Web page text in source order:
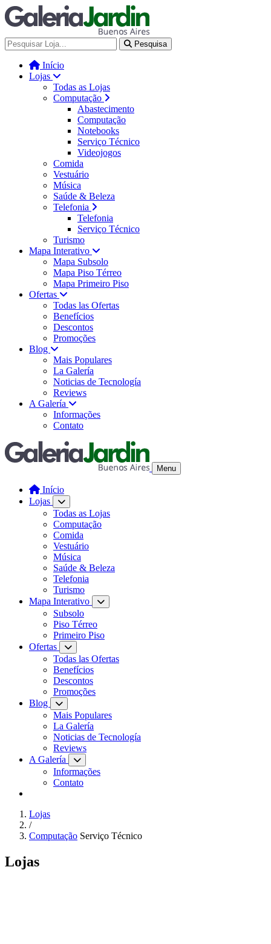
Galería Jardín - Centro de
Pesquisa
Início
Lojas
Todas as Lojas
Computação
Abastecimento
Computação
Notebooks
Serviço Técnico
Videojogos
Comida
Vestuário
Música
Saúde & Beleza
Telefonia
Telefonia
Serviço Técnico
Turismo
Mapa Interativo
Mapa Subsolo
Mapa Piso Térreo
Mapa Primeiro Piso
Ofertas
Todas las Ofertas
Benefícios
Descontos
Promoções
Blog
Mais Populares
La Galería
Noticias de Tecnología
Reviews
A Galería
Informações
Contato
Menu
Início
Lojas
Todas as Lojas
Computação
Comida
Vestuário
Música
Saúde & Beleza
Telefonia
Turismo
Mapa Interativo
Subsolo
Piso Térreo
Primeiro Piso
Ofertas
Todas las Ofertas
Benefícios
Descontos
Promoções
Blog
Mais Populares
La Galería
Noticias de Tecnología
Reviews
A Galería
Informações
Contato
Lojas
/
Computação Serviço Técnico
Lojas